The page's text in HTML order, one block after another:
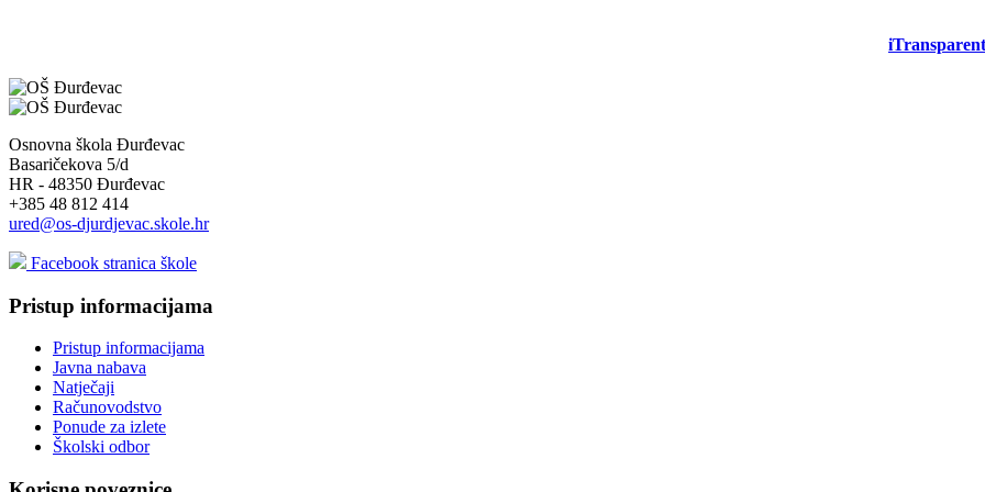
Osnovna škola Đurđevac
Basaričekova 5/d
HR - 48350 Đurđevac
+385 48 812 414
ured@os-djurdjevac.skole.hr
Facebook stranica škole
Pristup informacijama
Pristup informacijama
Javna nabava
Natječaji
Računovodstvo
Ponude za izlete
Školski odbor